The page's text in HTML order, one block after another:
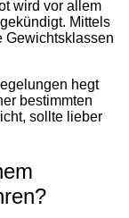
wird vor allem
Mittels
Gewichtsklassen
hegt
bestimmten
sollte lieber